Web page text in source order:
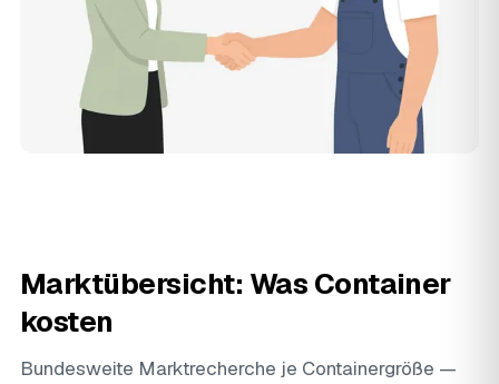
Marktübersicht: Was Container
kosten
Bundesweite Marktrecherche je Containergröße —